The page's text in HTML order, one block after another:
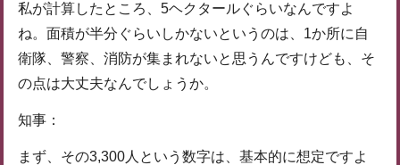
私が計算したところ、5ヘクタールぐらいなんですよ
ね。面積が半分ぐらいしかないというのは、1か所に自
衛隊、警察、消防が集まれないと思うんですけども、そ
の点は大丈夫なんでしょうか。
知事：
まず、その3,300人という数字は、基本的に想定ですよ